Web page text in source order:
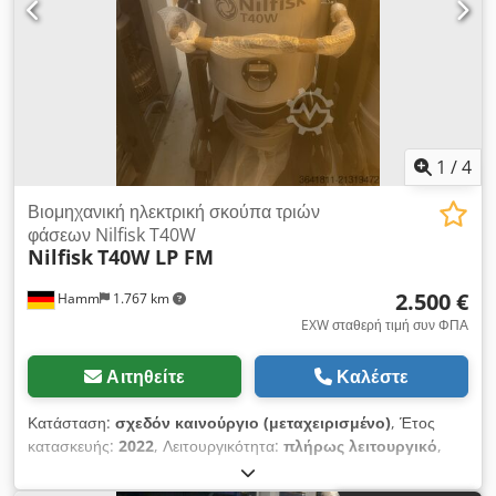
1 /4
Hamm 1.767 km
Βιομηχανική ηλεκτρική σκούπα τριών
φάσεων Nilfisk T40W
NilfiskT40W LP FM
2.500 €
EXW σταθερή τιμή συν ΦΠΑ
Αιτηθείτε Καλέστε
Κατάσταση: σχεδόν καινούργιο (μεταχειρισμένο), Έτος
κατασκευής: 2022, Λειτουργικότητα: πλήρως λειτουργικό,
αριθμός μηχανήματος/οχήματος: